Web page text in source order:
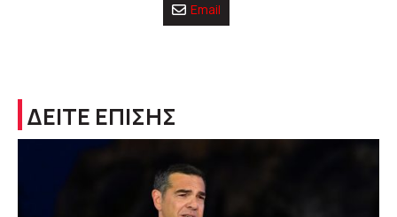
Email
ΔΕΙΤΕ ΕΠΙΣΗΣ